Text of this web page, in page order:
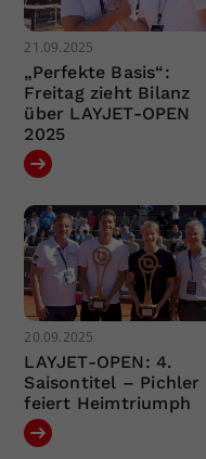
21.09.2025
„Perfekte Basis“:
Freitag zieht Bilanz
über LAYJET-OPEN
2025
20.09.2025
LAYJET-OPEN: 4.
Saisontitel – Pichler
feiert Heimtriumph